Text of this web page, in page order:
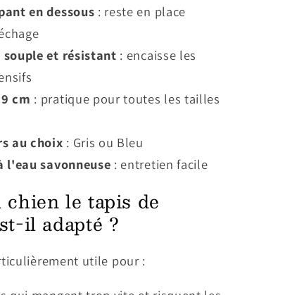
en dessous : reste en place
et résistant : encaisse les
cm : pratique pour toutes les tailles
au choix : Gris ou Bleu
l'eau savonneuse : entretien facile
chien le tapis de
il adapté ?
utile pour :